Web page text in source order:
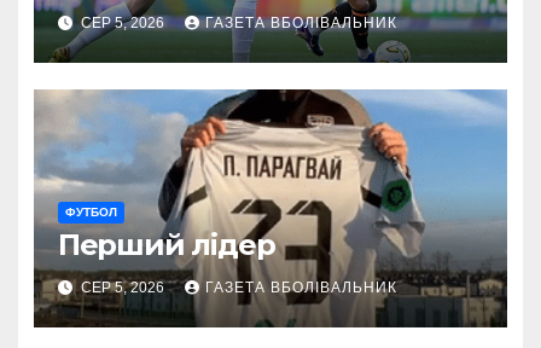
СЕР 5, 2026 ГАЗЕТА ВБОЛІВАЛЬНИК
ФУТБОЛ
Перший лідер
СЕР 5, 2026 ГАЗЕТА ВБОЛІВАЛЬНИК